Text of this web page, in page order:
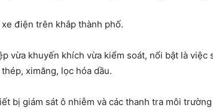
điện trên khắp thành phố.
vừa khuyến khích vừa kiểm soát, nổi bật là
ximăng, lọc hóa dầu.
bị giám sát ô nhiễm và các thanh tra môi